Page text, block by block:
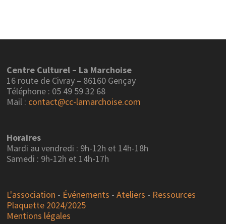
Centre Culturel – La Marchoise
16 route de Civray – 86160 Gençay
Téléphone : 05 49 59 32 68
Mail : contact@cc-lamarchoise.com
Horaires
Mardi au vendredi : 9h-12h et 14h-18h
Samedi : 9h-12h et 14h-17h
L'association - Événements -Ateliers - Ressources
Plaquette 2024/2025
Mentions légales